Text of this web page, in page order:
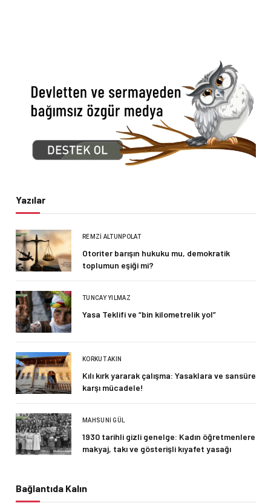
Yazılar
REMZI ALTUNPOLAT
Otoriter barışın hukuku mu, demokratik
toplumun eşiği mi?
TUNCAY YILMAZ
Yasa Teklifi ve “bin kilometrelik yol”
KORKUT AKIN
Kılı kırk yararak çalışma: Yasaklara ve sansüre
karşı mücadele!
MAHSUNI GÜL
1930 tarihli gizli genelge: Kadın öğretmenlere
makyaj, takı ve gösterişli kıyafet yasağı
Bağlantıda Kalın